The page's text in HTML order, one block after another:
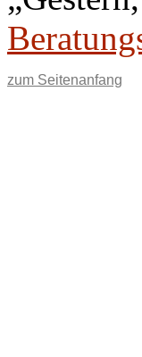
zum Seitenanfang